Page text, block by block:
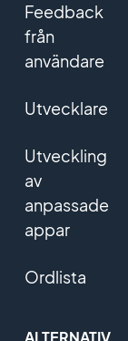
Feedback
från
användare
Utvecklare
Utveckling
av
anpassade
appar
Ordlista
ALTERNATIV